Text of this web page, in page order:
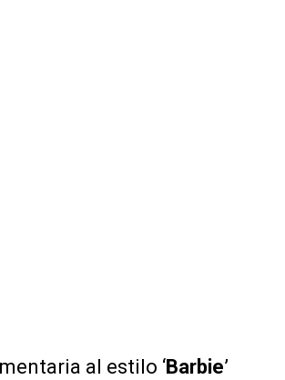
al estilo ‘Barbie’